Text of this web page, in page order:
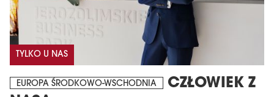
TYLKO U NAS
EUROPA ŚRODKOWO-WSCHODNIA
CZŁOWIEK Z